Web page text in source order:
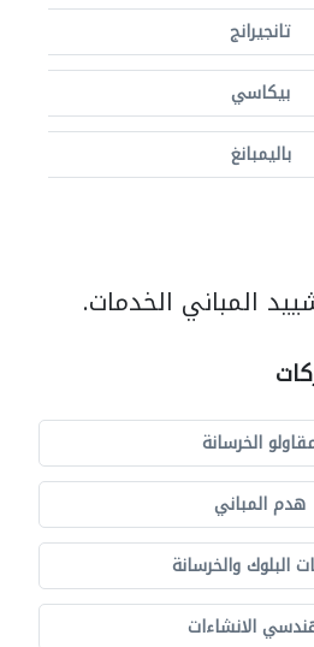
تانجيرانج
بيكاسي
باليمبانغ
المباني الخدمات.
الخرسانة
هدم المباني
البلوك والخرسانة
الانشاءات